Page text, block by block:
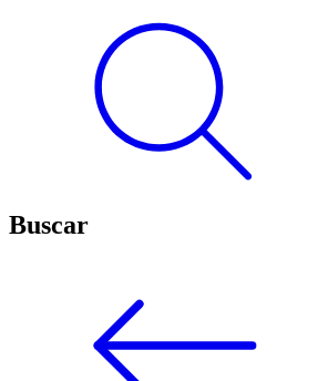
Buscar